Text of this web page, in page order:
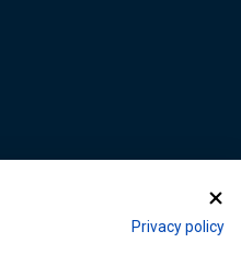
Privacy policy